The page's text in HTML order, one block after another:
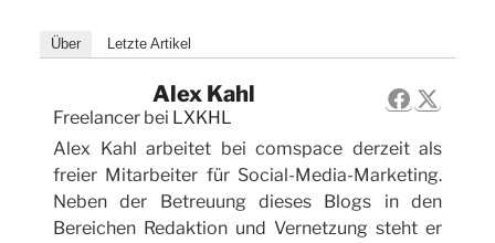
Über Letzte Artikel
Alex Kahl
Freelancer bei LXKHL
Alex Kahl arbeitet bei comspace derzeit als
freier Mitarbeiter für Social-Media-Marketing.
Neben der Betreuung dieses Blogs in den
Bereichen Redaktion und Vernetzung steht er